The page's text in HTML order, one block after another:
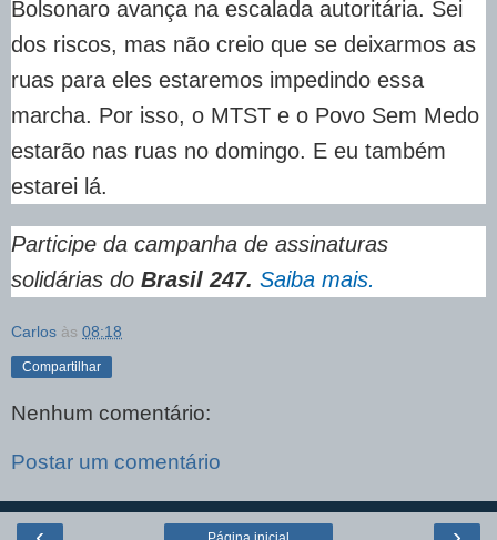
Bolsonaro avança na escalada autoritária. Sei
dos riscos, mas não creio que se deixarmos as
ruas para eles estaremos impedindo essa
marcha. Por isso, o MTST e o Povo Sem Medo
estarão nas ruas no domingo. E eu também
estarei lá.
Participe da campanha de assinaturas
solidárias do Brasil 247. Saiba mais.
Carlos às 08:18
Compartilhar
Nenhum comentário:
Postar um comentário